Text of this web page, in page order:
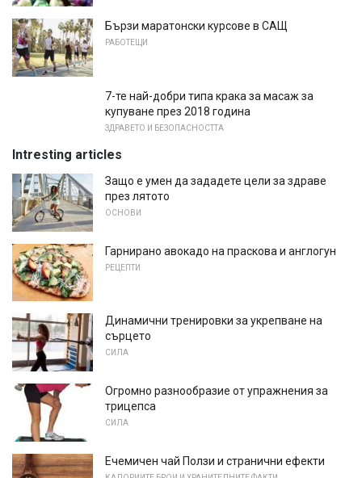
Бързи маратонски курсове в САЩ
РАБОТЕЩИ
7-те най-добри типа крака за масаж за
купуване през 2018 година
ЗДРАВЕТО И БЕЗОПАСНОСТТА
Intresting articles
Защо е умен да зададете цели за здраве
през лятото
ОСНОВИ
Гарнирано авокадо на праскова и англогун
РЕЦЕПТИ
Динамични тренировки за укрепване на
сърцето
СИЛА
Огромно разнообразие от упражнения за
трицепса
СИЛА
Ечемичен чай Ползи и странични ефекти